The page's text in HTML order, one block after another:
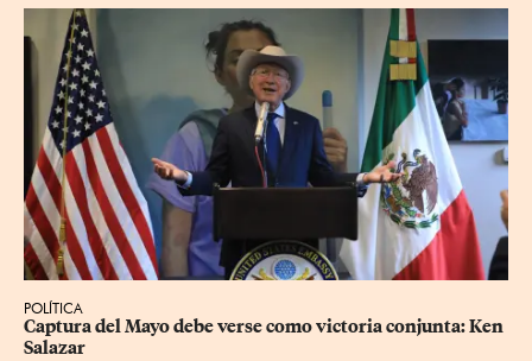
POLÍTICA
Captura del Mayo debe verse como victoria conjunta: Ken
Salazar